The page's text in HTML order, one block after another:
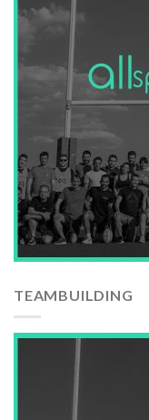
TEAMBUILDING